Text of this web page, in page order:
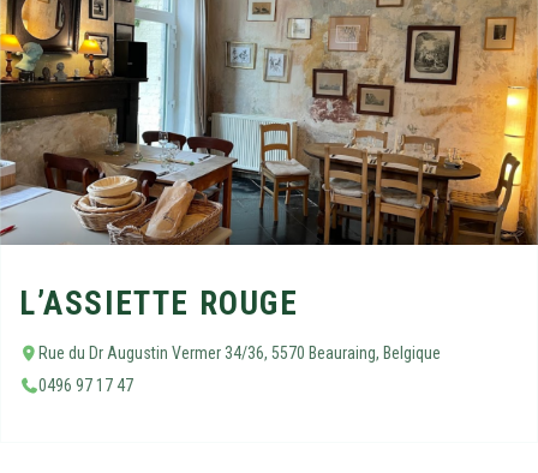
L’ASSIETTE ROUGE
Rue du Dr Augustin Vermer 34/36, 5570 Beauraing, Belgique
0496 97 17 47